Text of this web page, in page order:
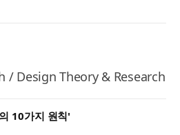
/ Design Theory & Research
10가지 원칙'